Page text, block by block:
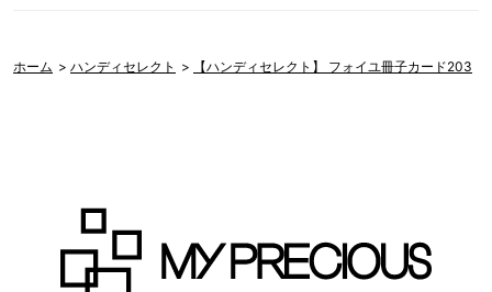
ホーム > ハンディセレクト > 【ハンディセレクト】 フォイユ冊子カード203